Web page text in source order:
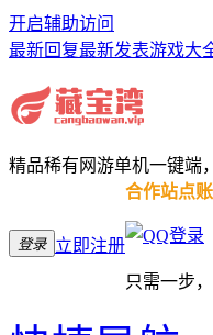
开启辅助访问
最新回复最新发表游戏大
精品稀有网游单机一键端
登录 立即注册
合作站点
只需一步